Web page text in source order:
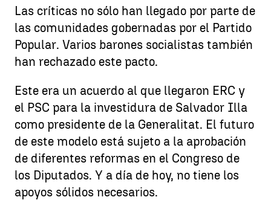
Las críticas no sólo han llegado por parte de
las comunidades gobernadas por el Partido
Popular. Varios barones socialistas también
han rechazado este pacto.
Este era un acuerdo al que llegaron ERC y
el PSC para la investidura de Salvador Illa
como presidente de la Generalitat. El futuro
de este modelo está sujeto a la aprobación
de diferentes reformas en el Congreso de
los Diputados. Y a día de hoy, no tiene los
apoyos sólidos necesarios.